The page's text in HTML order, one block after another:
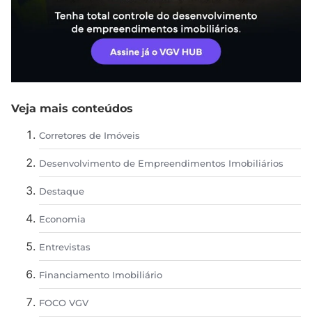
Veja mais conteúdos
Corretores de Imóveis
Desenvolvimento de Empreendimentos Imobiliários
Destaque
Economia
Entrevistas
Financiamento Imobiliário
FOCO VGV